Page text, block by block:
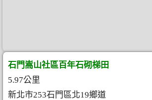
石門嵩山社區百年石砌梯田
5.97公里
新北市253石門區北19鄉道